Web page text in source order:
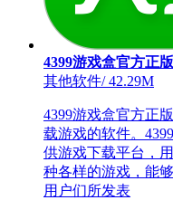
4399游戏盒官方正
其他软件/42.29M
4399游戏盒官方正
载游戏的软件。
供游戏下载平台，
种各样的游戏，能
用户们所发表